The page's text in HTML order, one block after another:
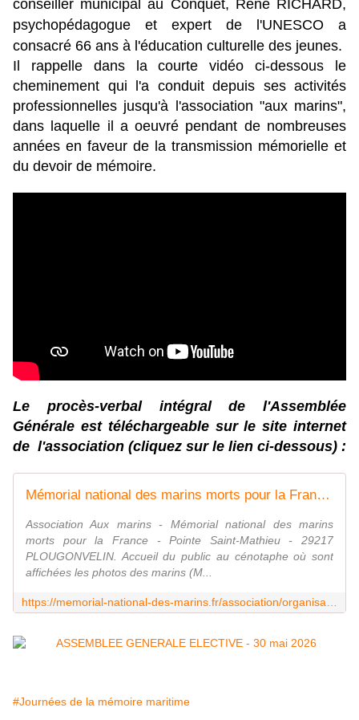
conseiller municipal au Conquet, René RICHARD,
psychopédagogue et expert de l'UNESCO a
consacré 66 ans à l'éducation culturelle des jeunes.
Il rappelle dans la courte vidéo ci-dessous le
cheminement qui l'a conduit depuis ses activités
professionnelles jusqu'à l'association "aux marins",
dans laquelle il a oeuvré pendant de nombreuses
années en faveur de la transmission mémorielle et
du devoir de mémoire.
Le procès-verbal intégral de l'Assemblée
Générale est téléchargeable sur le site internet
de l'association (cliquez sur le lien ci-dessous) :
Mémorial national des marins morts pour la France - PV Assemblée générale
Association Aux marins - Mémorial national des marins
morts pour la France - Pointe Saint-Mathieu - 29217
PLOUGONVELIN. Accueil du public au cénotaphe où sont
affichées les photos des marins (M...
#Journées de la mémoire maritime